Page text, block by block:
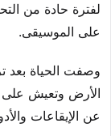
لفترة حادة من
على الموسيقى.
وصفت الحياة بعد
الأرض وتعيش على
عن الإيقاعات